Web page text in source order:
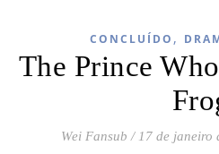
CONCLUÍDO ,
The Prince
Wei Fansub / 17 de janeiro